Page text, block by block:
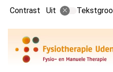
Contrast Uit